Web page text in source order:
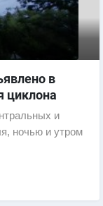
в
циклона
и
ночью и утром